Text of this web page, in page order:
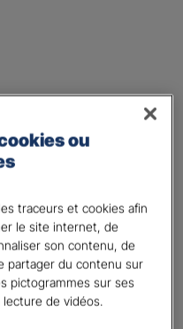
à votre contrat. Pensez
ou
traceurs et cookies afin
le site internet, de
son contenu, de
partager du contenu sur
pictogrammes sur ses
de vidéos.